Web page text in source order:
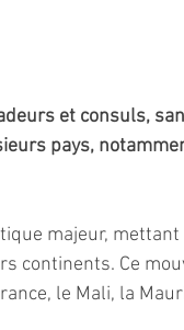
et consuls,
pays,
majeur,
continents. Ce
le Mali, la